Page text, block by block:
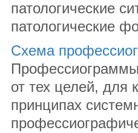
патологические
патологические
Схема
от тех целей, для
принципах